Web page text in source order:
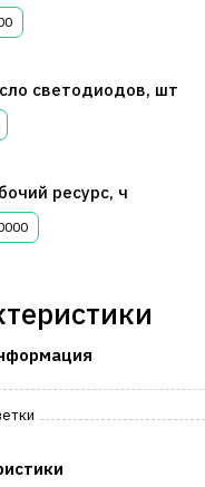
светодиодов, шт
ресурс, ч